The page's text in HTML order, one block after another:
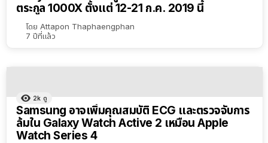
ตระกูล 1000X ตั้งแต่ 12-21 ก.ค. 2019 นี้
โดย Attapon Thaphaengphan
7 ปีที่แล้ว
2k ดู
Samsung อาจเพิ่มคุณสมบัติ ECG และตรวจจับการ
ล้มใน Galaxy Watch Active 2 เหมือน Apple
Watch Series 4